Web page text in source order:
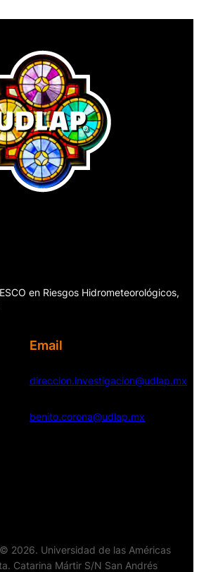
en Riesgos Hidrometeorológicos,
Email
direccion.investigacion@udlap.mx
benito.corona@udlap.mx
2026. Universidad de las Américas
Catarina Mártir S/N San Andrés